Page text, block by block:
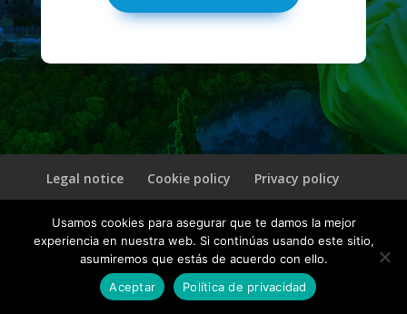
Legal notice Cookie policy Privacy policy
© 2026 CultuAR | Un producto deINVELON
Usamos cookies para asegurar que te damos la mejor
experiencia en nuestra web. Si continúas usando este sitio,
asumiremos que estás de acuerdo con ello.
Aceptar
Política de privacidad